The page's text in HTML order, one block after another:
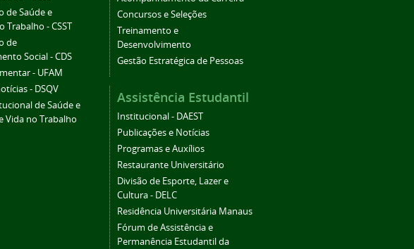
de Saúde e
Trabalho - CSST
de
Social - CDS
- UFAM
- DSQV
de Saúde e
Vida no Trabalho
Concursos e Seleções
Treinamento e
Desenvolvimento
Gestão Estratégica de Pessoas
Assistência Estudantil
Institucional - DAEST
Publicações e Notícias
Programas e Auxílios
Restaurante Universitário
Divisão de Esporte, Lazer e
Cultura - DELC
Residência Universitária Manaus
Fórum de Assistência e
Permanência Estudantil da